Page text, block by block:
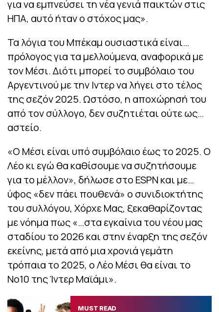
για να εμπνεύσει τη νέα γενιά παικτών στις
ΗΠΑ, αυτό ήταν ο στόχος μας».
Τα λόγια του Μπέκαμ ουσιαστικά είναι…
πρόλογος για τα μελλούμενα, αναφορικά με
τον Μέσι. Διότι μπορεί το συμβόλαιο του
Αργεντινού με την Ιντερ να λήγει στο τέλος
της σεζόν 2025. Ωστόσο, η αποχώρησή του
από τον σύλλογο, δεν συζητιέται ούτε ως…
αστείο.
«Ο Μέσι είναι υπό συμβόλαιο έως το 2025. Ο
Λέο κι εγώ θα καθίσουμε να συζητήσουμε
για το μέλλον», δήλωσε στο ESPN και με…
ύφος «δεν πάει πουθενά» ο συνιδιοκτήτης
του συλλόγου, Χόρχε Μας, ξεκαθαρίζοντας
με νόημα πως «…στα εγκαίνια του νέου μας
σταδίου το 2026 και στην έναρξη της σεζόν
εκείνης, μετά από μια χρονιά γεμάτη
τρόπαια το 2025, ο Λέο Μέσι θα είναι το
Νο10 της Ίντερ Μαϊάμι».
MUST READ